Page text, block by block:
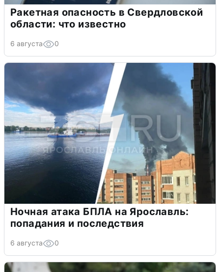
Ракетная опасность в Свердловской
области: что известно
6 августа 0
Ночная атака БПЛА на Ярославль:
попадания и последствия
6 августа 0